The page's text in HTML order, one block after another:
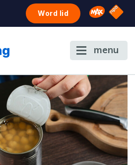
Word lid Omroep
NPO
menu